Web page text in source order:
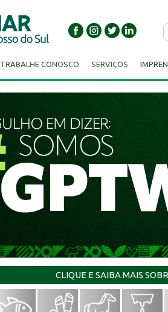
TRABALHE CONOSCO SERVIÇOS
CLIQUE E SAIBA MAIS